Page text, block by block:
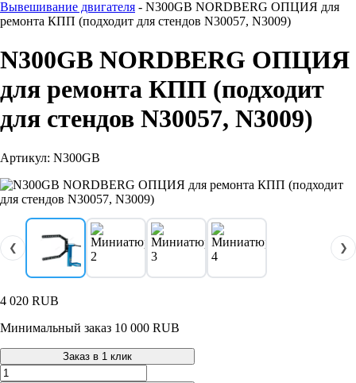
Вывешивание двигателя - N300GB NORDBERG ОПЦИЯ для
ремонта КПП (подходит для стендов N30057, N3009)
N300GB NORDBERG ОПЦИЯ
для ремонта КПП (подходит
для стендов N30057, N3009)
Артикул: N300GB
❮ ❯
4 020 RUB
Минимальный заказ 10 000 RUB
Заказ в 1 клик
Количество